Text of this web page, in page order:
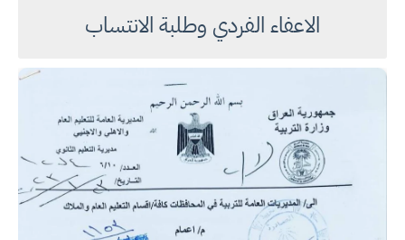
الاعفاء الفردي وطلبة الانتساب